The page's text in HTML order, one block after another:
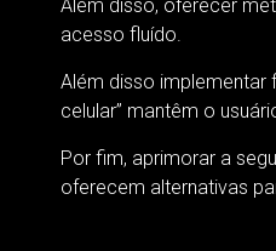
Além disso, oferecer
acesso fluído.
Além disso
celular” mantêm o
Por fim, aprimorar a
oferecem alternativas